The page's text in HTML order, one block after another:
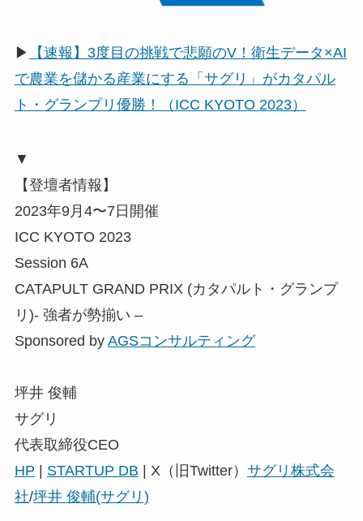
▶
【速報】3度目の挑戦で悲願のV！衛生データ×AI
で農業を儲かる産業にする「サグリ」がカタパル
ト・グランプリ優勝！（ICC KYOTO 2023）
▼
【登壇者情報】
2023年9月4〜7日開催
ICC KYOTO 2023
Session 6A
CATAPULT GRAND PRIX (カタパルト・グランプ
リ)- 強者が勢揃い –
Sponsored by AGSコンサルティング
坪井 俊輔
サグリ
代表取締役CEO
HP
STARTUP DB | X（旧Twitter） サグリ株式会
社/坪井 俊輔(サグリ)